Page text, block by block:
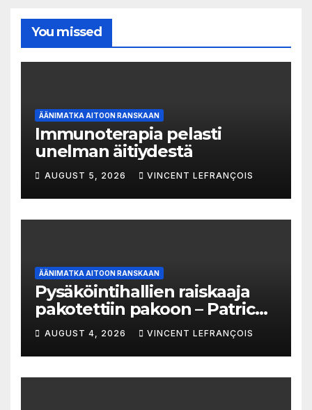
You missed
ÄÄNIMATKA AITOON RANSKAAN
Immunoterapia pelasti
unelman äitiydestä
AUGUST 5, 2026 VINCENT LEFRANÇOIS
ÄÄNIMATKA AITOON RANSKAAN
Pysäköintihallien raiskaaja
pakotettiin pakoon – Patrick
Trémeau’n tapaus
AUGUST 4, 2026 VINCENT LEFRANÇOIS